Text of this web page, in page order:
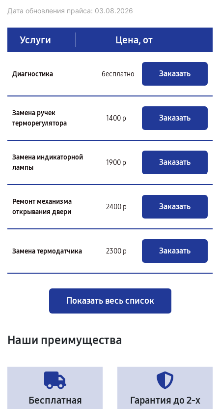
Дата обновления прайса: 03.08.2026
Услуги Цена, от
Диагностика бесплатно Заказать
Замена ручек
терморегулятора
1400 р Заказать
Замена индикаторной
лампы
1900 р Заказать
Ремонт механизма
открывания двери
2400 р Заказать
Замена термодатчика 2300 р Заказать
Показать весь список
Наши преимущества
Бесплатная
Гарантия до 2-х